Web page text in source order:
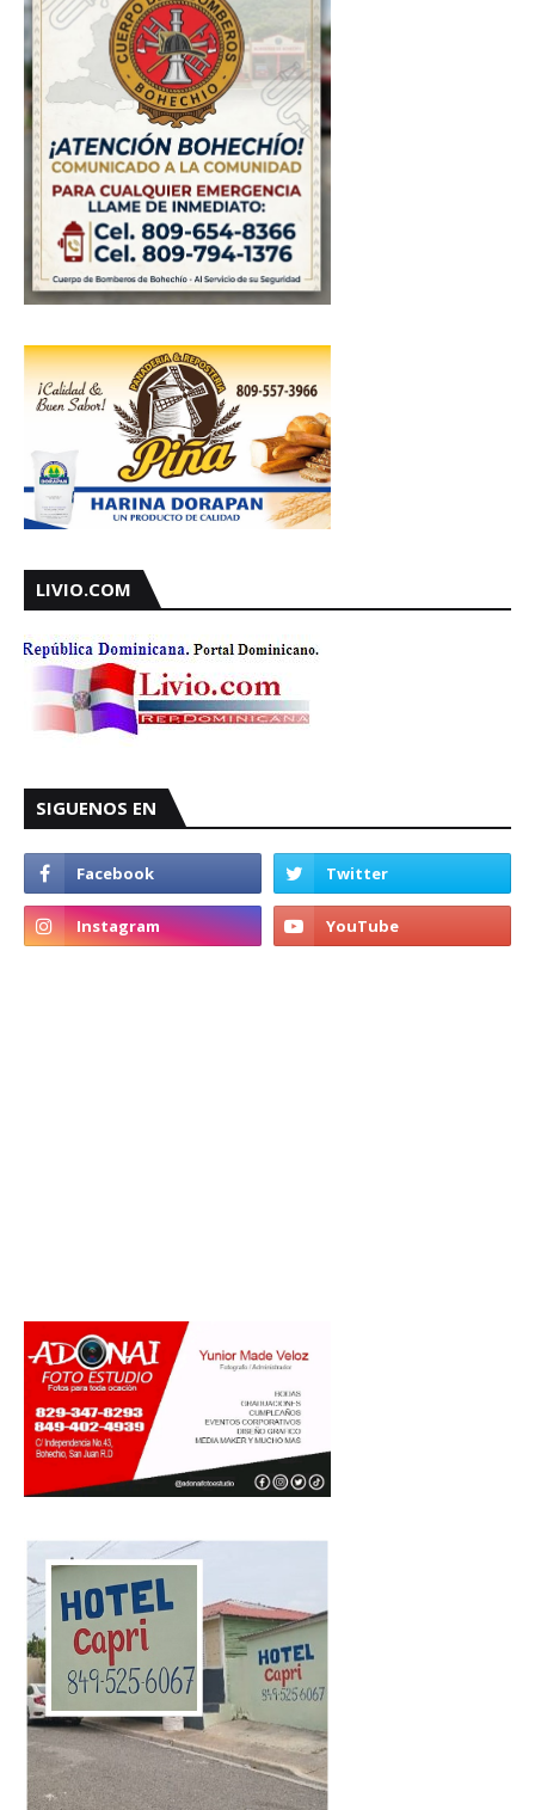
LIVIO.COM
SIGUENOS EN